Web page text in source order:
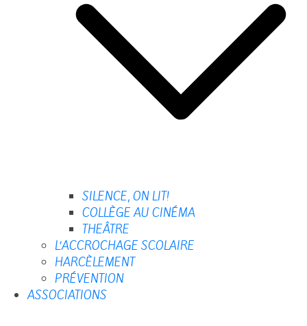
SILENCE, ON LIT!
COLLÈGE AU CINÉMA
THEÂTRE
L’ACCROCHAGE SCOLAIRE
HARCÈLEMENT
PRÉVENTION
ASSOCIATIONS